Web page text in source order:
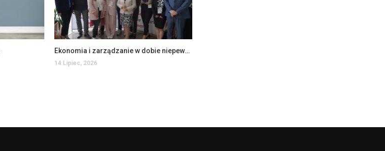
Ekonomia i zarządzanie w dobie niepewności – konferencja naukowa
14 Lipiec, 2026